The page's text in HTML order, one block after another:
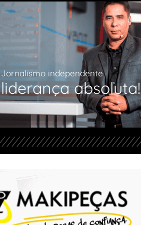
Jornalismo independente
liderança absoluta!